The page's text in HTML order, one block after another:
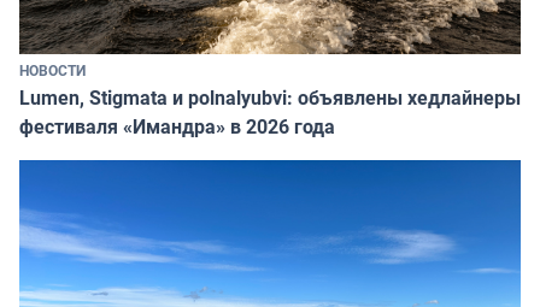
НОВОСТИ
Lumen, Stigmata и polnalyubvi: объявлены хедлайнеры
фестиваля «Имандра» в 2026 года